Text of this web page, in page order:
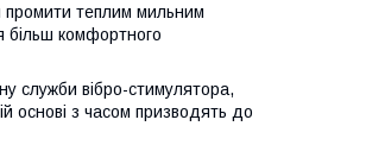
промити теплим мильним
більш комфортного
служби вібро-стимулятора,
основі з часом призводять до